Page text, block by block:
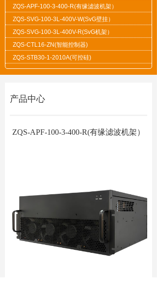
ZQS-APF-100-3-400-R(有缘滤波机架）
ZQS-SVG-100-3L-400V-W(SvG壁挂）
ZQS-SVG-100-3L-400V-R(SvG机架）
ZQS-CTL16-ZN(智能控制器)
ZQS-STB30-1-2010A(可控硅)
产品中心
ZQS-APF-100-3-400-R(有缘滤波机架）